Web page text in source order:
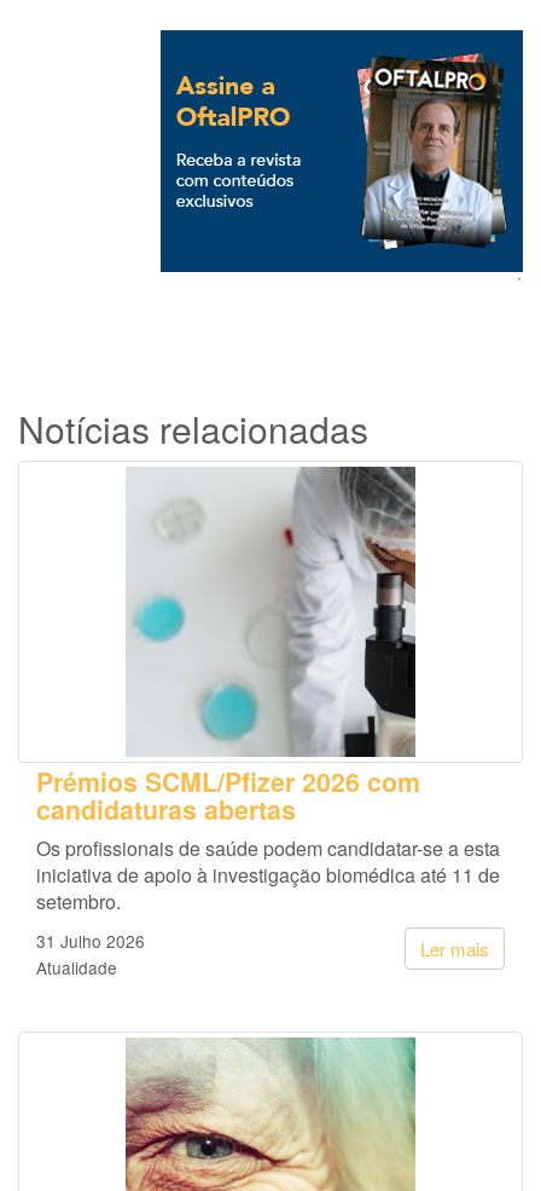
`
Notícias relacionadas
Prémios SCML/Pfizer 2026 com
candidaturas abertas
Os profissionais de saúde podem candidatar-se a esta
iniciativa de apoio à investigação biomédica até 11 de
setembro.
Ler mais
31 Julho 2026
Atualidade